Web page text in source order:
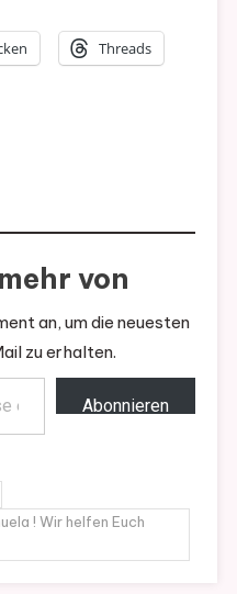
Threads
von
an, um die neuesten
zu erhalten.
Abonnieren
! Wir helfen Euch